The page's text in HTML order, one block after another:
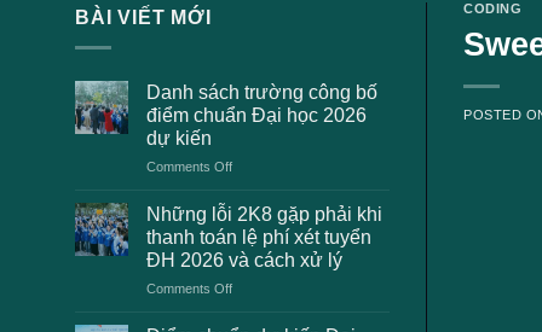
BÀI VIẾT MỚI
Danh sách trường công bố
điểm chuẩn Đại học 2026
dự kiến
Comments Offon
sách
trường
công
bố
điểm
Đại
Những lỗi 2K8 gặp phải khi
thanh toán lệ phí xét tuyển
ĐH 2026 và cách xử lý
Comments Offon
lỗi
CODING
POSTED